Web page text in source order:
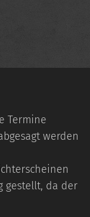
Termine
werden
gestellt, da der